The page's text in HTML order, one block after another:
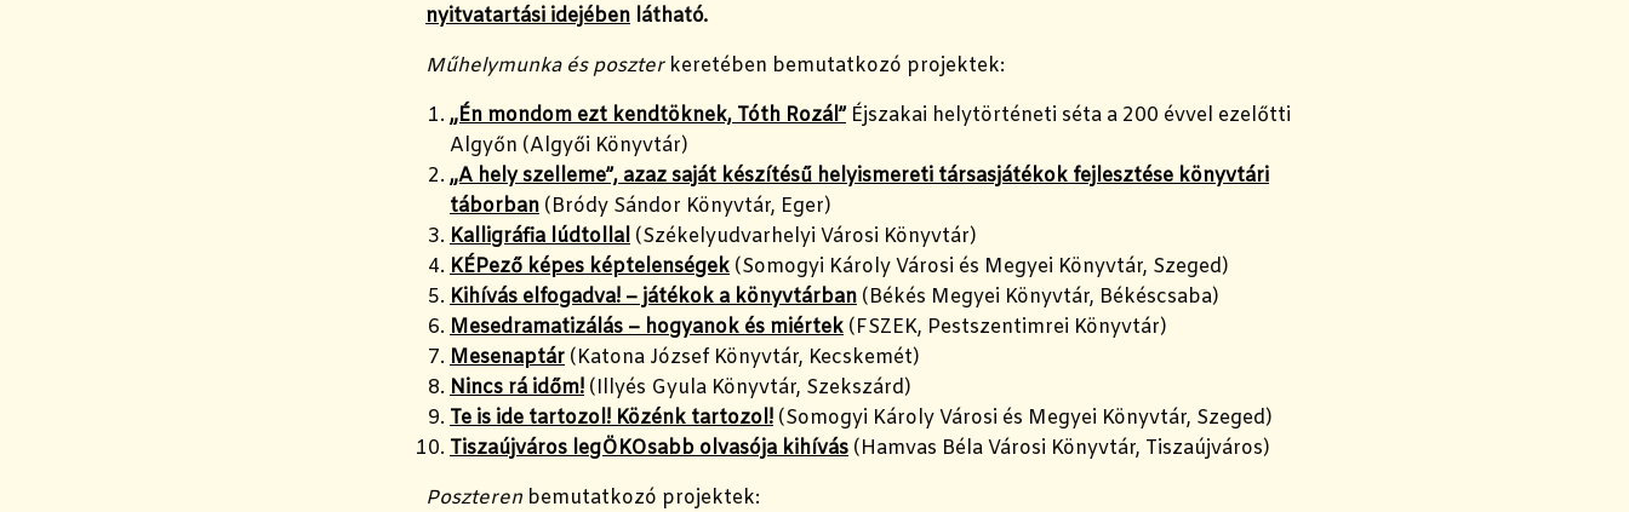
nyitvatartási idejében látható.
Műhelymunka és poszterkeretében bemutatkozó projektek:
„Én mondom ezt kendtöknek, Tóth Rozál”Éjszakai helytörténeti séta a 200 évvel ezelőtti
Algyőn (Algyői Könyvtár)
„A hely szelleme”, azaz saját készítésű helyismereti társasjátékok fejlesztése könyvtári
táborban (Bródy Sándor Könyvtár, Eger)
Kalligráfia lúdtollal (Székelyudvarhelyi Városi Könyvtár)
KÉPező képes képtelenségek (Somogyi Károly Városi és Megyei Könyvtár, Szeged)
Kihívás elfogadva! – játékok a könyvtárban (Békés Megyei Könyvtár, Békéscsaba)
Mesedramatizálás – hogyanok és miértek (FSZEK, Pestszentimrei Könyvtár)
Mesenaptár (Katona József Könyvtár, Kecskemét)
Nincs rá időm! (Illyés Gyula Könyvtár, Szekszárd)
Te is ide tartozol! Közénk tartozol! (Somogyi Károly Városi és Megyei Könyvtár, Szeged)
Tiszaújváros legÖKOsabb olvasója kihívás (Hamvas Béla Városi Könyvtár, Tiszaújváros)
Poszteren bemutatkozó projektek: